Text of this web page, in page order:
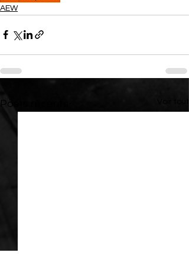
AEW
Posts récents